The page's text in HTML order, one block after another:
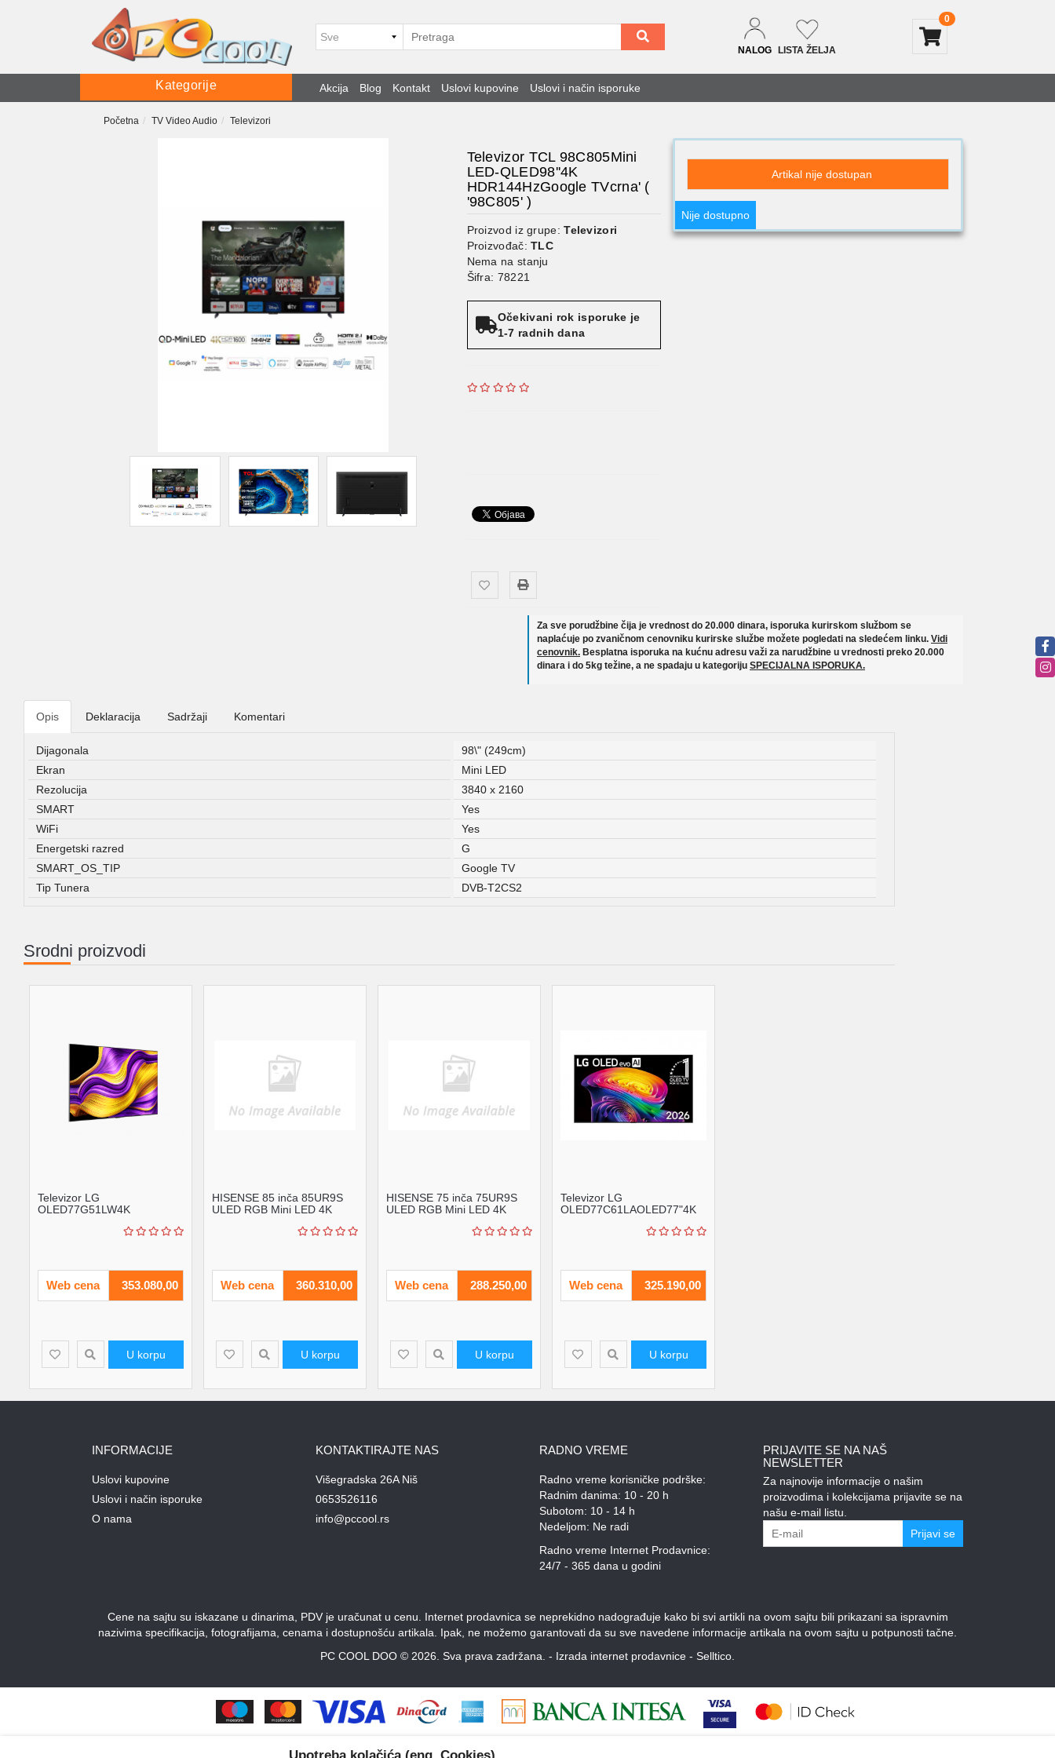
NALOG LISTA ŽELJA
0
Kategorije Akcija Blog Kontakt Uslovi kupovine Uslovi i način isporuke
Početna TV Video Audio Televizori
Televizor TCL 98C805Mini
LED-QLED98''4K
HDR144HzGoogle TVcrna' (
'98C805' )
Proizvod iz grupe:Televizori
Proizvođač:TLC
Nema na stanju
Šifra: 78221
Očekivani rok isporuke je
1-7 radnih dana
Artikal nije dostupan
Nije dostupno
Za sve porudžbine čija je vrednost do 20.000 dinara, isporuka kurirskom službom se
naplaćuje po zvaničnom cenovniku kurirske službe možete pogledati na sledećem linku. Vidi
cenovnik. Besplatna isporuka na kućnu adresu važi za narudžbine u vrednosti preko 20.000
dinara i do 5kg težine, a ne spadaju u kategoriju SPECIJALNA ISPORUKA.
Opis Deklaracija Sadržaji Komentari
Dijagonala
98\" (249cm)
Ekran
Mini LED
Rezolucija
3840 x 2160
SMART
Yes
WiFi
Yes
Energetski razred
G
SMART_OS_TIP
Google TV
Tip Tunera
DVB-T2CS2
Srodni proizvodi
Televizor LG
OLED77G51LW4K
HDsmartwebOS 25crna' ( '...
Web cena 353.080,00
U korpu
HISENSE 85 inča 85UR9S
ULED RGB Mini LED 4K
Web cena 360.310,00
U korpu
HISENSE 75 inča 75UR9S
ULED RGB Mini LED 4K
Web cena 288.250,00
U korpu
Televizor LG
OLED77C61LAOLED77"4K
Web cena 325.190,00
U korpu
INFORMACIJE
Uslovi kupovine
Uslovi i način isporuke
O nama
KONTAKTIRAJTE NAS
Višegradska 26A Niš
0653526116
info@pccool.rs
RADNO VREME
Radno vreme korisničke podrške:
Radnim danima: 10 - 20 h
Subotom: 10 - 14 h
Nedeljom: Ne radi
Radno vreme Internet Prodavnice:
24/7 - 365 dana u godini
PRIJAVITE SE NA NAŠ
NEWSLETTER
Za najnovije informacije o našim
proizvodima i kolekcijama prijavite se na
našu e-mail listu.
Prijavi se
Cene na sajtu su iskazane u dinarima, PDV je uračunat u cenu. Internet prodavnica se neprekidno nadograđuje kako bi svi artikli na ovom sajtu bili prikazani sa ispravnim
nazivima specifikacija, fotografijama, cenama i dostupnošću artikala. Ipak, ne možemo garantovati da su sve navedene informacije artikala na ovom sajtu u potpunosti tačne.
PC COOL DOO © 2026. Sva prava zadržana. - Izrada internet prodavnice - Selltico.
Upotreba kolačića (eng. Cookies)